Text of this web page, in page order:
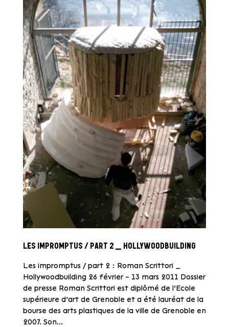
LES IMPROMPTUS / PART 2 _ HOLLYWOODBUILDING
Les impromptus / part 2 : Roman Scrittori _
Hollywoodbuilding 26 février – 13 mars 2011 Dossier
de presse Roman Scrittori est diplômé de l’Ecole
supérieure d’art de Grenoble et a été lauréat de la
bourse des arts plastiques de la ville de Grenoble en
2007. Son...